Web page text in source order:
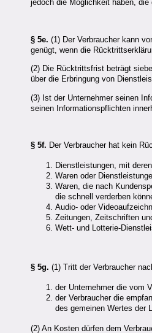
jedoch die Möglichkeit haben,
§ 5e. (1) Der Verbraucher kann
genügt, wenn die
(2) Die Rücktrittsfrist beträgt
über die Erbringung von
(3) Ist der Unternehmer seinen
seinen Informationspflichten
§ 5f. Der Verbraucher hat kein
Dienstleistungen, mit
Waren oder
Waren, die nach
die schnell verderben
Audio- oder
Zeitungen, Zeitschriften
Wett- und Lotterie-
§ 5g. (1) Tritt der Verbraucher
der Unternehmer die vom
der Verbraucher die
des gemeinen Wertes der
(2) An Kosten dürfen dem